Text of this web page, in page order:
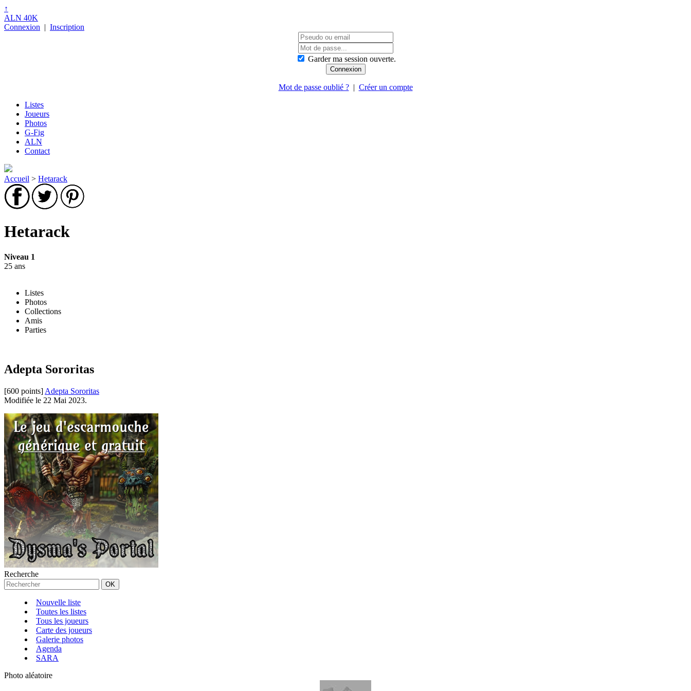
↑
ALN 40K
Connexion | Inscription
Garder ma session ouverte.
Mot de passe oublié ?| Créer un compte
Listes
Joueurs
Photos
G-Fig
ALN
Contact
Accueil > Hetarack
Hetarack
Niveau 1
25 ans
Listes
Photos
Collections
Amis
Parties
Adepta Sororitas
[600 points] Adepta Sororitas
Modifiée le 22 Mai 2023.
Recherche
Nouvelle liste
Toutes les listes
Tous les joueurs
Carte des joueurs
Galerie photos
Agenda
SARA
Photo aléatoire